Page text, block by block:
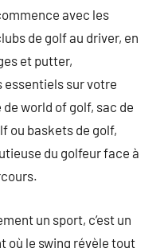
avec les
de golf au driver, en
et putter,
sur votre
world of golf, sac de
ou baskets de golf,
du golfeur face à
un sport, c’est un
où le swing révèle tout